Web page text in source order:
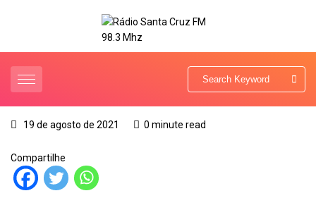
19 de agosto de 2021 0 minute read
Compartilhe